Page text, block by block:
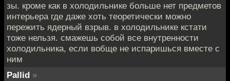
зы. кроме как в холодильнике больше нет предметов
интерьера где даже хоть теоретически можно
пережить ядерный взрыв. в холодильнике кстати
тоже нельзя. смажешь собой все внутренности
холодильника, если вобще не испаришься вместе с
ним
Pallid »